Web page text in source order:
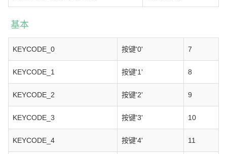
基本
KEYCODE_0 按键'0' 7
KEYCODE_1 按键'1' 8
KEYCODE_2 按键'2' 9
KEYCODE_3 按键'3' 10
KEYCODE_4 按键'4' 11